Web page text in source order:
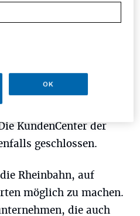
noch bis in die
vereinzelten
ist das gesamte
die Stadt Düsseldorf,
Stadt Meerbusch und
Duisburg, Krefeld,
KundenCenter der
geschlossen.
Rheinbahn, auf
möglich zu machen.
die auch
OK